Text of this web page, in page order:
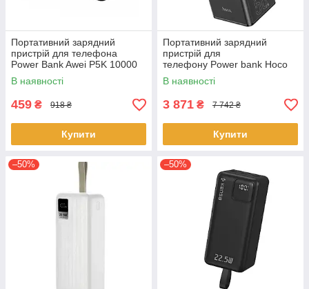
Портативний зарядний
пристрій для телефона
Power Bank Awei P5K 10000
mAh Павербанк USB чорний
В наявності
459 ₴ 918 ₴
Купити
Портативний зарядний
пристрій для
телефону Power bank Hoco
J86A Powermaster 50000mAh
22.5W з ліхтарем Чорний
В наявності
3 871 ₴ 7 742 ₴
Купити
–50% –50%